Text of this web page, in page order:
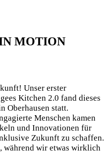
MOTION
Unser erster
Kitchen 2.0 fand dieses
Oberhausen statt.
Menschen kamen
und Innovationen für
Zukunft zu schaffen.
während wir etwas wirklich